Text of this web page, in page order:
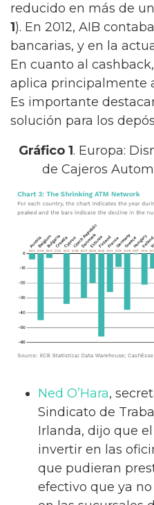
reducido en más de un
1). En 2012, AIB
bancarias, y en la
En cuanto al
aplica principalmente
Es importante
solución para los
Gráfico 1. Europa:
de Cajeros
Ned O’Hara,
Sindicato de
Irlanda, dijo que
invertir en las
que pudieran
efectivo que ya